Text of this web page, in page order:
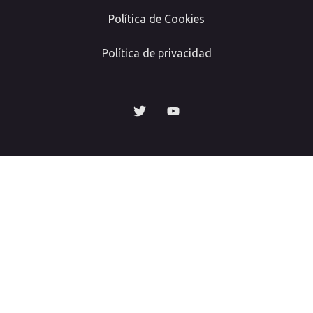
Política de Cookies
Política de privacidad